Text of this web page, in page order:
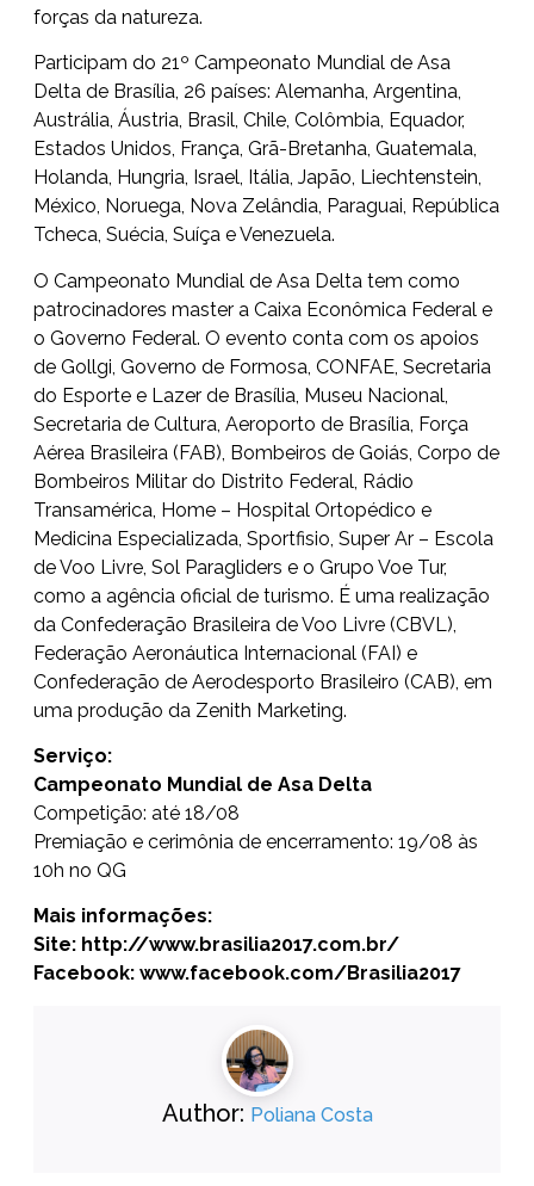
forças da natureza.
Participam do 21º Campeonato Mundial de Asa
Delta de Brasília, 26 países: Alemanha, Argentina,
Austrália, Áustria, Brasil, Chile, Colômbia, Equador,
Estados Unidos, França, Grã-Bretanha, Guatemala,
Holanda, Hungria, Israel, Itália, Japão, Liechtenstein,
México, Noruega, Nova Zelândia, Paraguai, República
Tcheca, Suécia, Suíça e Venezuela.
O Campeonato Mundial de Asa Delta tem como
patrocinadores master a Caixa Econômica Federal e
o Governo Federal. O evento conta com os apoios
de Gollgi, Governo de Formosa, CONFAE, Secretaria
do Esporte e Lazer de Brasília, Museu Nacional,
Secretaria de Cultura, Aeroporto de Brasília, Força
Aérea Brasileira (FAB), Bombeiros de Goiás, Corpo de
Bombeiros Militar do Distrito Federal, Rádio
Transamérica, Home – Hospital Ortopédico e
Medicina Especializada, Sportfisio, Super Ar – Escola
de Voo Livre, Sol Paragliders e o Grupo Voe Tur,
como a agência oficial de turismo. É uma realização
da Confederação Brasileira de Voo Livre (CBVL),
Federação Aeronáutica Internacional (FAI) e
Confederação de Aerodesporto Brasileiro (CAB), em
uma produção da Zenith Marketing.
Serviço:
Campeonato Mundial de Asa Delta
Competição: até 18/08
Premiação e cerimônia de encerramento: 19/08 às
10h no QG
Mais informações:
Site: http://www.brasilia2017.com.br/
Facebook: www.facebook.com/Brasilia2017
Author: Poliana Costa